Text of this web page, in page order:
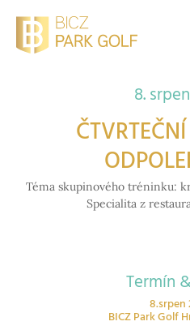
obsah
8.
Téma skupinového tréninku:
Specialita z
Termín
8.srpen
BICZ Park Golf